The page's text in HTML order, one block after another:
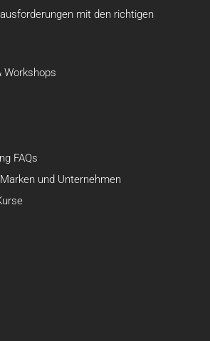
mit den richtigen
Workshops
FAQs
und Unternehmen